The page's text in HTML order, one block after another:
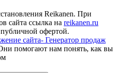
Reikanen. При
сайта ссылка на reikanen.ru
публичной офертой.
сайта- Генератор продаж
помогают нам понять, как вы